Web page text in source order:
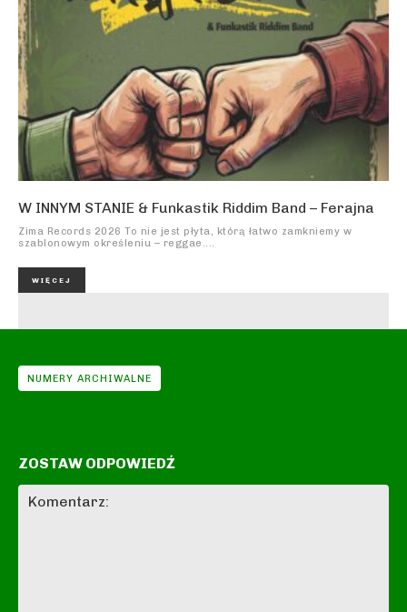
W INNYM STANIE & Funkastik Riddim Band – Ferajna
Zima Records 2026 To nie jest płyta, którą łatwo zamkniemy w
szablonowym określeniu – reggae....
WIĘCEJ
NUMERY ARCHIWALNE
ZOSTAW ODPOWIEDŹ